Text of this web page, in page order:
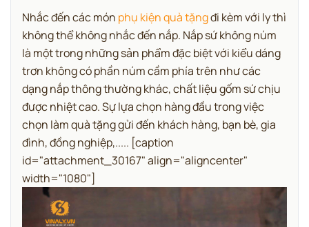
Nhắc đến các món phụ kiện quà tặngđi kèm với ly thì
không thể không nhắc đến nắp. Nắp sứ không núm
là một trong những sản phẩm đặc biệt với kiểu dáng
trơn không có phần núm cầm phía trên như các
dạng nắp thông thường khác, chất liệu gốm sứ chịu
được nhiệt cao. Sự lựa chọn hàng đầu trong việc
chọn làm quà tặng gửi đến khách hàng, bạn bè, gia
đình, đồng nghiệp,..... [caption
id="attachment_30167" align="aligncenter"
width="1080"]